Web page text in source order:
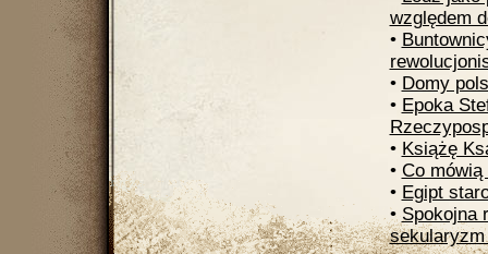
względem
•
• Domy
• Epoka
• Książę
• Co
• Egipt
• Spokojna